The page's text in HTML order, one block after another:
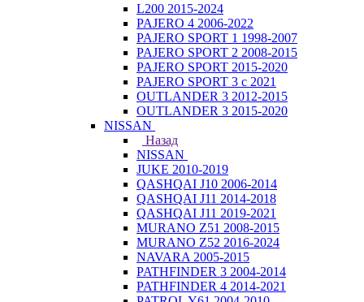
L200 2015-2024
PAJERO 4 2006-2022
PAJERO SPORT 1 1998-2007
PAJERO SPORT 2 2008-2015
PAJERO SPORT 2015-2020
PAJERO SPORT 3 с 2021
OUTLANDER 3 2012-2015
OUTLANDER 3 2015-2020
NISSAN
Назад
NISSAN
JUKE 2010-2019
QASHQAI J10 2006-2014
QASHQAI J11 2014-2018
QASHQAI J11 2019-2021
MURANO Z51 2008-2015
MURANO Z52 2016-2024
NAVARA 2005-2015
PATHFINDER 3 2004-2014
PATHFINDER 4 2014-2021